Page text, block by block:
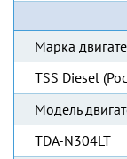
Марка
TSS Diesel
Модель
TDA-N304LT